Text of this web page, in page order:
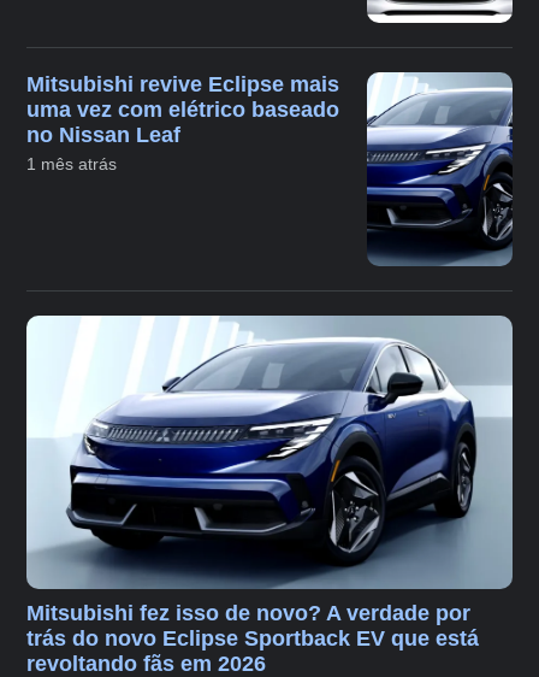
Mitsubishi revive Eclipse mais
uma vez com elétrico baseado
no Nissan Leaf
1 mês atrás
Mitsubishi fez isso de novo? A verdade por
trás do novo Eclipse Sportback EV que está
revoltando fãs em 2026